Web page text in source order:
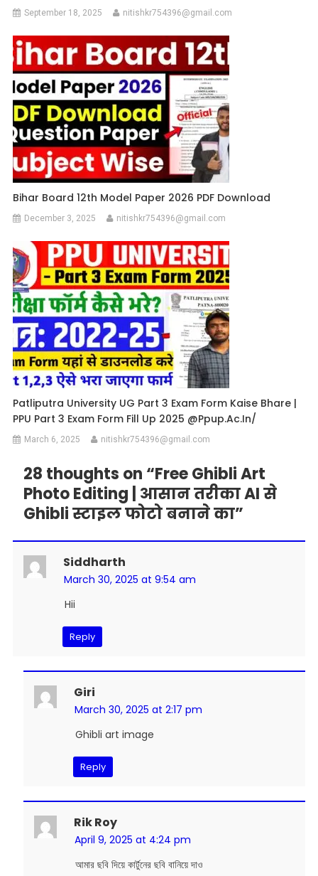
September 18, 2025 nitishkr754396@gmail.com
Bihar Board 12th Model Paper 2026 PDF Download
December 3, 2025 nitishkr754396@gmail.com
Patliputra University UG Part 3 Exam Form Kaise Bhare |
PPU Part 3 Exam Form Fill Up 2025 @ppup.ac.in/
March 6, 2025 nitishkr754396@gmail.com
28 thoughts on “Free Ghibli Art
Photo Editing | आसान तरीका AI से
Ghibli स्टाइल फोटो बनाने का”
Siddharth
March 30, 2025 at 9:54 am
Hii
Reply
Giri
March 30, 2025 at 2:17 pm
Ghibli art image
Reply
Rik Roy
April 9, 2025 at 4:24 pm
আমার ছবি দিয়ে কার্টুনের ছবি বানিয়ে দাও